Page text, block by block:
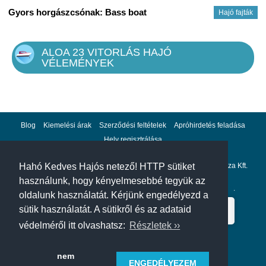
Hahó Kedves Hajós netező! HTTP sütiket
használunk, hogy kényelmesebbé tegyük az
oldalunk használatát. Kérjünk engedélyezd a
sütik használatát. A sütikről és az adataid
védelméről itt olvashatsz: Részletek ››
nem
ENGEDÉLYEZEM
Hajó fajták
Gyors horgászcsónak: Bass boat
ALOA 23 VITORLÁS HAJÓ
VÉLEMÉNYEK
Blog Kiemelési árak Szerződési feltételek
Apróhirdetés feladása
Hely regisztrálása
Adatvédelem Impresszum A hahohajo.hu kiadója a GlobalPlaza Kft.
A hahohajo.hu online bankkártyás fizetési partnere az